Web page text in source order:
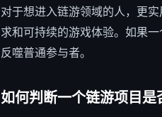
对于想进入链游领域的人，更
求和可持续的游戏体验。如果
反噬普通参与者。
如何判断一个链游项目是